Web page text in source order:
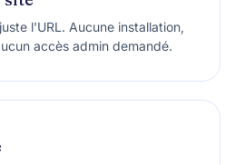
l'URL. Aucune installation,
accès admin demandé.